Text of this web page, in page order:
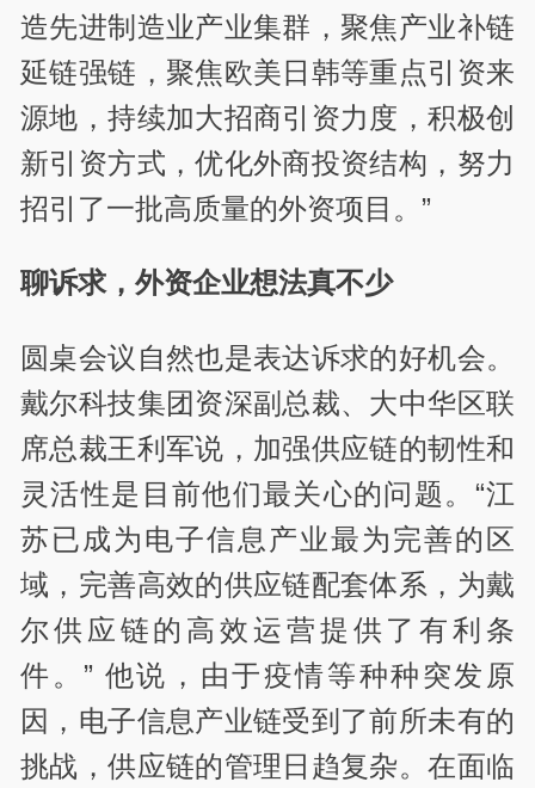
造先进制造业产业集群，聚焦产业补链
延链强链，聚焦欧美日韩等重点引资来
源地，持续加大招商引资力度，积极创
新引资方式，优化外商投资结构，努力
招引了一批高质量的外资项目。”
聊诉求，外资企业想法真不少
圆桌会议自然也是表达诉求的好机会。
戴尔科技集团资深副总裁、大中华区联
席总裁王利军说，加强供应链的韧性和
灵活性是目前他们最关心的问题。“江
苏已成为电子信息产业最为完善的区
域，完善高效的供应链配套体系，为戴
尔供应链的高效运营提供了有利条
件。” 他说，由于疫情等种种突发原
因，电子信息产业链受到了前所未有的
挑战，供应链的管理日趋复杂。在面临